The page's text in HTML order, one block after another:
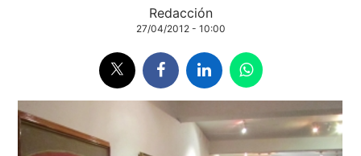
Redacción
27/04/2012 - 10:00